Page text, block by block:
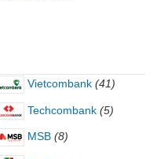
Vietcombank (41)
Techcombank (5)
MSB (8)